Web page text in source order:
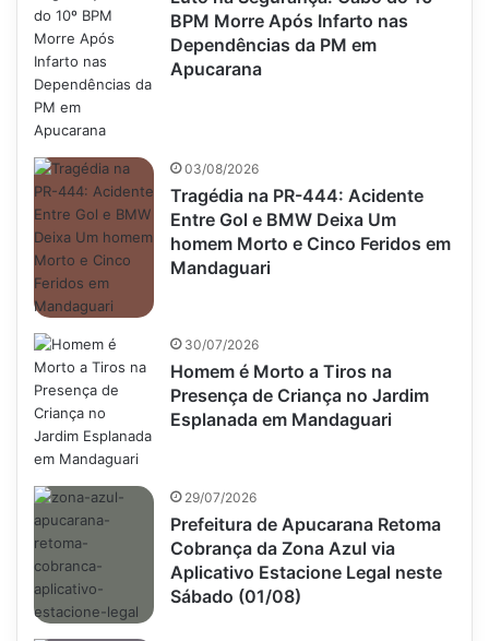
BPM Morre Após Infarto nas
Dependências da PM em
Apucarana
03/08/2026
Tragédia na PR-444: Acidente
Entre Gol e BMW Deixa Um
homem Morto e Cinco Feridos em
Mandaguari
30/07/2026
Homem é Morto a Tiros na
Presença de Criança no Jardim
Esplanada em Mandaguari
29/07/2026
Prefeitura de Apucarana Retoma
Cobrança da Zona Azul via
Aplicativo Estacione Legal neste
Sábado (01/08)